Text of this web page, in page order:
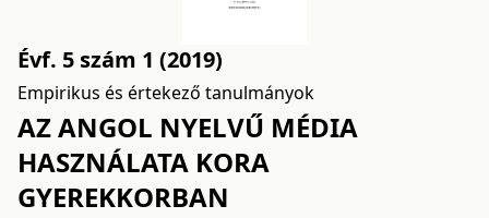
Évf. 5 szám 1 (2019)
Empirikus és értekező tanulmányok
AZ ANGOL NYELVŰ MÉDIA
HASZNÁLATA KORA
GYEREKKORBAN